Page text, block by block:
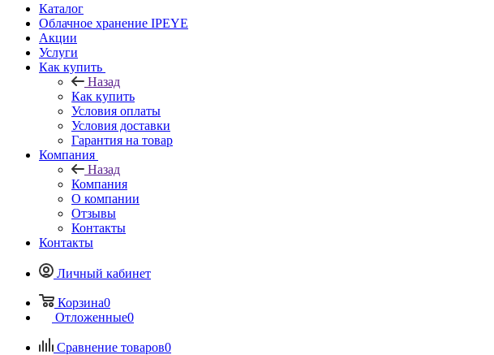
Каталог
Облачное хранение IPEYE
Акции
Услуги
Как купить
Назад
Как купить
Условия оплаты
Условия доставки
Гарантия на товар
Компания
Назад
Компания
О компании
Отзывы
Контакты
Контакты
Личный кабинет
Корзина0
Отложенные0
Сравнение товаров0